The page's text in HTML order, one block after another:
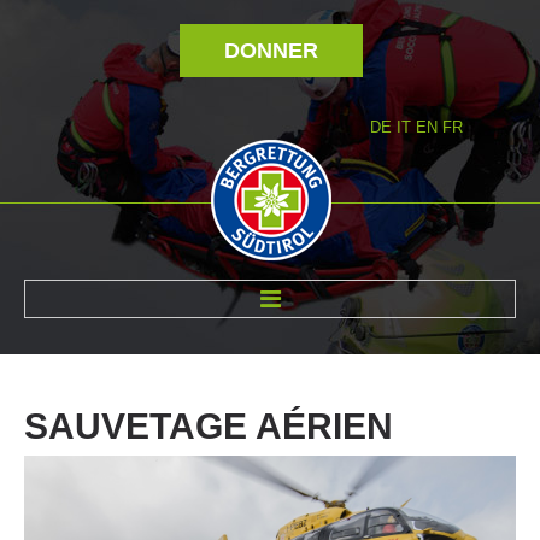
DONNER
DE IT EN FR
SAUVETAGE AÉRIEN